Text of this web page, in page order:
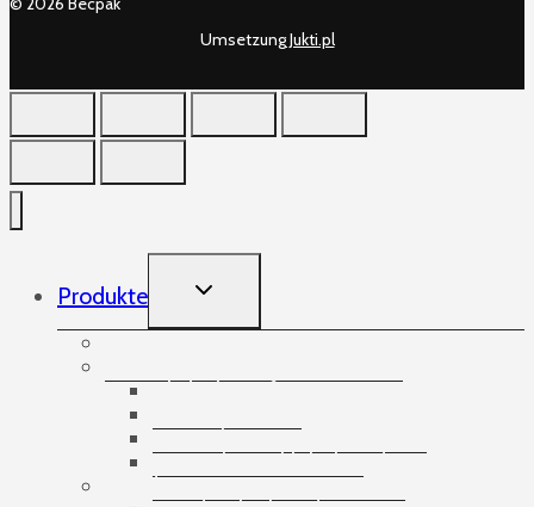
UmsetzungJukti.pl
Produkte TOGGLE
CHILD
Abdeckstreifen
Spezialisierte Bänder
Verpackungsklebebänder
Banding